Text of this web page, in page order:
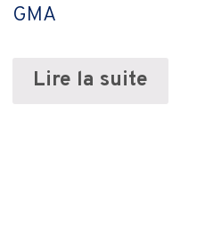
GMA
Lire la suite